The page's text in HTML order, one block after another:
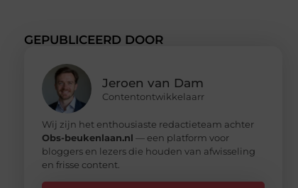
GEPUBLICEERD DOOR
Jeroen van Dam
Contentontwikkelaarr
Wij zijn het enthousiaste redactieteam achter
Obs-beukenlaan.nl — een platform voor
bloggers en lezers die houden van afwisseling
en frisse content.